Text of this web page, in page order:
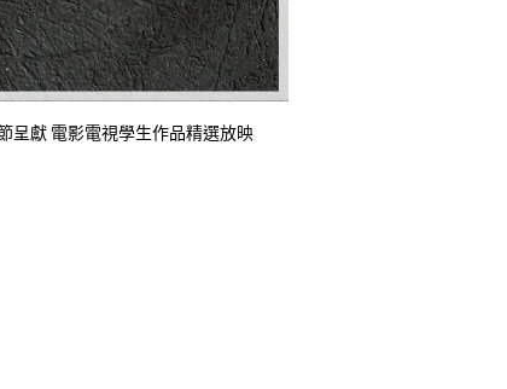
呈獻 電影電視學生作品精選放映